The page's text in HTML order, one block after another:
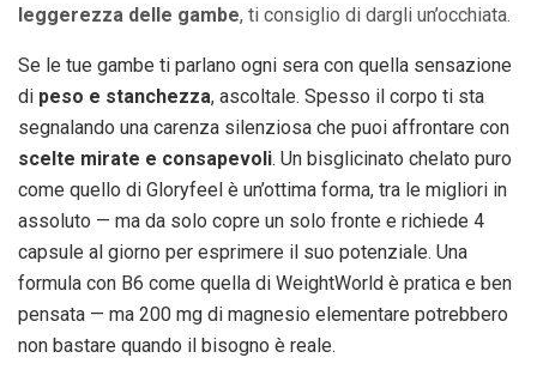
leggerezza delle gambe, ti consiglio di dargli un’occhiata.
Se le tue gambe ti parlano ogni sera con quella sensazione
di peso e stanchezza, ascoltale. Spesso il corpo ti sta
segnalando una carenza silenziosa che puoi affrontare con
scelte mirate e consapevoli. Un bisglicinato chelato puro
come quello di Gloryfeel è un’ottima forma, tra le migliori in
assoluto — ma da solo copre un solo fronte e richiede 4
capsule al giorno per esprimere il suo potenziale. Una
formula con B6 come quella di WeightWorld è pratica e ben
pensata — ma 200 mg di magnesio elementare potrebbero
non bastare quando il bisogno è reale.